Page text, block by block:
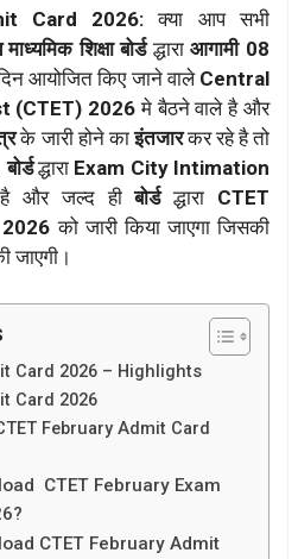
Card 2026: क्या आप सभी
शिक्षा बोर्डद्धाराआगामी 08
आयोजित किए जाने वाले Central
(CTET) 2026मे बैठने वाले है और
के जारी होने काइंतजारकर रहे है तो
बोर्डद्धारा Exam City Intimation
है और जल्द हीबोर्डद्धारा CTET
को जारी किया जाएगा जिसकी
जाएगी।
Card 2026 – Highlights
Card 2026
February Admit Card
CTET February Exam
CTET February Admit